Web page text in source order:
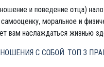
и поведение отца)
моральное и
вам наслаждаться жизнью
С СОБОЙ. ТОП 3